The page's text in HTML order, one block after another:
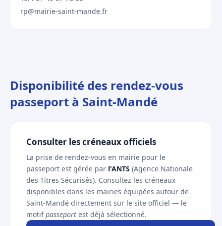
rp@mairie-saint-mande.fr
Disponibilité des rendez-vous
passeport à Saint-Mandé
Consulter les créneaux officiels
La prise de rendez-vous en mairie pour le
passeport est gérée par l'ANTS (Agence Nationale
des Titres Sécurisés). Consultez les créneaux
disponibles dans les mairies équipées autour de
Saint-Mandé directement sur le site officiel — le
motifpasseport est déjà sélectionné.